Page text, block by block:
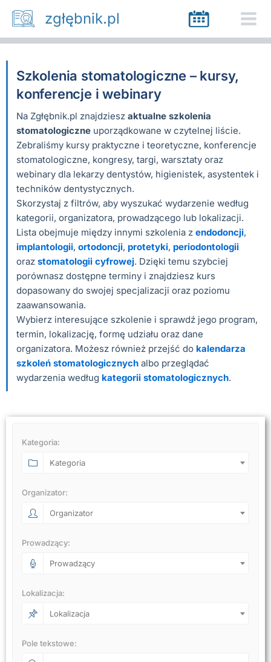
Przejdź
treści
zgłębnik.pl
Szkolenia stomatologiczne – kursy,
konferencje i webinary
Na Zgłębnik.pl znajdziesz aktualne szkolenia
stomatologiczne uporządkowane w czytelnej liście.
Zebraliśmy kursy praktyczne i teoretyczne, konferencje
stomatologiczne, kongresy, targi, warsztaty oraz
webinary dla lekarzy dentystów, higienistek, asystentek i
techników dentystycznych.
Skorzystaj z filtrów, aby wyszukać wydarzenie według
kategorii, organizatora, prowadzącego lub lokalizacji.
Lista obejmuje między innymi szkolenia z endodoncji,
implantologii, ortodoncji, protetyki, periodontologii
oraz stomatologii cyfrowej. Dzięki temu szybciej
porównasz dostępne terminy i znajdziesz kurs
dopasowany do swojej specjalizacji oraz poziomu
zaawansowania.
Wybierz interesujące szkolenie i sprawdź jego program,
termin, lokalizację, formę udziału oraz dane
organizatora. Możesz również przejść do kalendarza
szkoleń stomatologicznych albo przeglądać
wydarzenia według kategorii stomatologicznych.
Kategoria:
Kategoria
Organizator:
Organizator
Prowadzący:
Prowadzący
Lokalizacja:
Lokalizacja
Pole tekstowe: